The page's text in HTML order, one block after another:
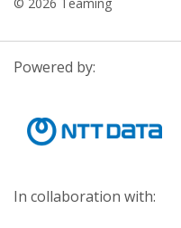
Powered by:
In collaboration with: